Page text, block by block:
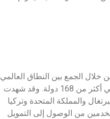
خلال الجمع بين النطاق العالمي
والخدمات المحلية، تغلبت المحفظة على الحواجز الجغرافية والاقتصادية، حيث قدمت الدعم في أكثر من 168 دولة. وقد شهدت
والمملكة المتحدة وتركيا
العديد من المستخدمين من الوصول إلى التمويل